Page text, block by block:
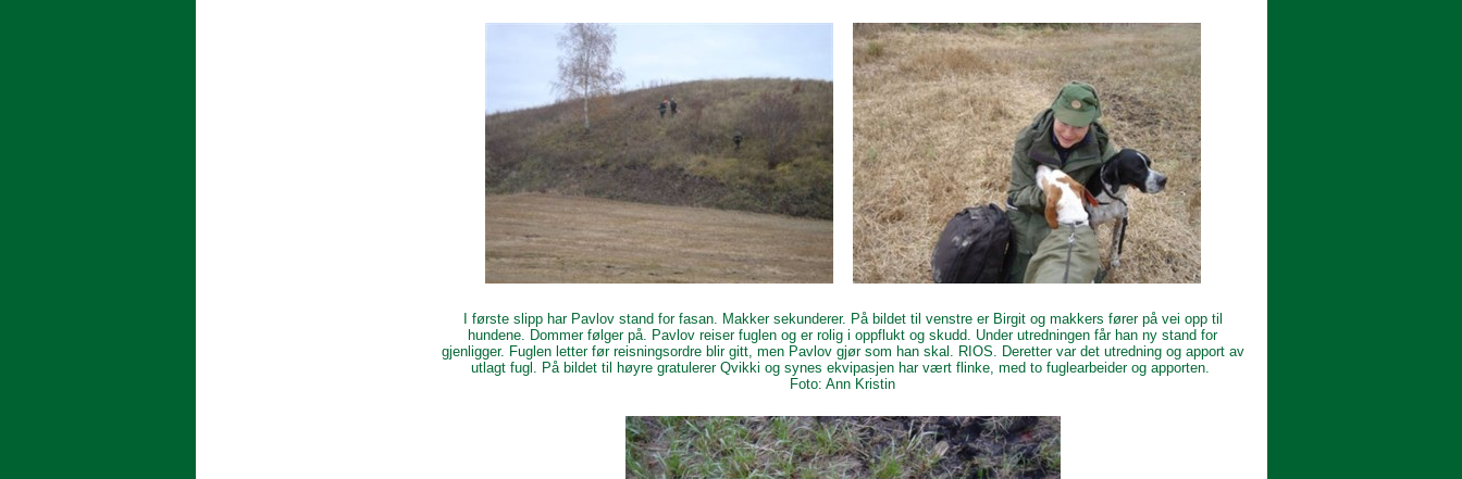
I første slipp har Pavlov stand for fasan. Makker sekunderer. På bildet til venstre er Birgit og makkers fører på vei opp til
hundene. Dommer følger på. Pavlov reiser fuglen og er rolig i oppflukt og skudd. Under utredningen får han ny stand for
gjenligger. Fuglen letter før reisningsordre blir gitt, men Pavlov gjør som han skal. RIOS. Deretter var det utredning og apport av
utlagt fugl. På bildet til høyre gratulerer Qvikki og synes ekvipasjen har vært flinke, med to fuglearbeider og apporten.
Foto: Ann Kristin